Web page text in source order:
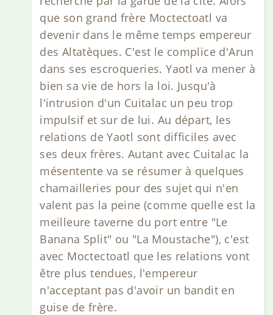
que son grand frère Moctectoatl va
devenir dans le même temps empereur
des Altatèques. C'est le complice d'Arun
dans ses escroqueries. Yaotl va mener à
bien sa vie de hors la loi. Jusqu'à
l'intrusion d'un Cuitalac un peu trop
impulsif et sur de lui. Au départ, les
relations de Yaotl sont difficiles avec
ses deux frères. Autant avec Cuitalac la
mésentente va se résumer à quelques
chamailleries pour des sujet qui n'en
valent pas la peine (comme quelle est la
meilleure taverne du port entre "Le
Banana Split" ou "La Moustache"), c'est
avec Moctectoatl que les relations vont
être plus tendues, l'empereur
n'acceptant pas d'avoir un bandit en
guise de frère.